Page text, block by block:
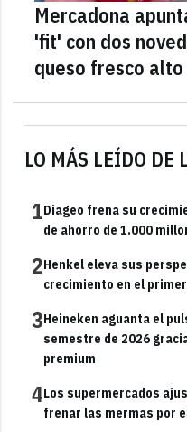
LO MÁS LEÍDO DE
1Diageo frena su
de ahorro de 1.000
2Henkel eleva sus
crecimiento en el
3Heineken aguanta el
semestre de 2026
premium
4Los supermercados
frenar las mermas por
Mercadona
'fit' con dos
queso fresco